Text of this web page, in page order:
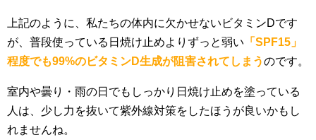
上記のように、私たちの体内に欠かせないビタミンDです
が、普段使っている日焼け止めよりずっと弱い 「SPF15」
程度でも99%のビタミンD生成が阻害されてしまうのです。
室内や曇り・雨の日でもしっかり日焼け止めを塗っている
人は、少し力を抜いて紫外線対策をしたほうが良いかもし
れませんね。